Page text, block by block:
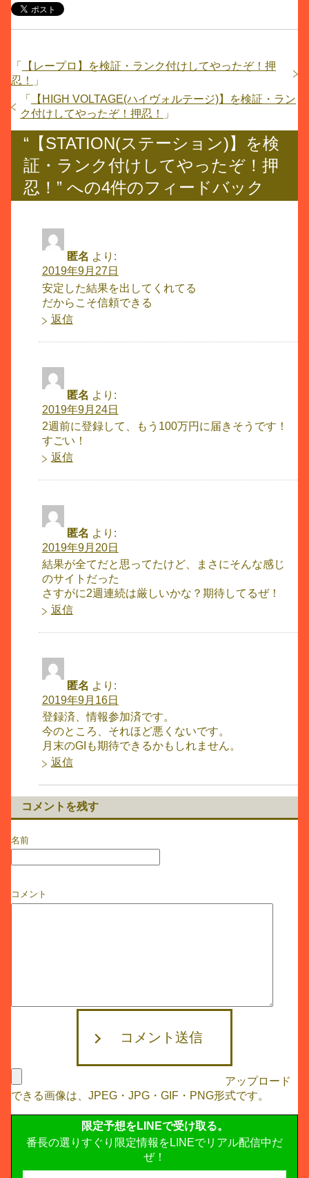
「
【レープロ】を検証・ランク付けしてやったぞ！押
忍！
」
「
【HIGH VOLTAGE(ハイヴォルテージ)】を検証・ラン
ク付けしてやったぞ！押忍！
」
“【STATION(ステーション)】を検
証・ランク付けしてやったぞ！押
忍！” への4件のフィードバック
匿名 より:
2019年9月27日
安定した結果を出してくれてる
だからこそ信頼できる
返信
匿名 より:
2019年9月24日
2週前に登録して、もう100万円に届きそうです！
すごい！
返信
匿名 より:
2019年9月20日
結果が全てだと思ってたけど、まさにそんな感じ
のサイトだった
さすがに2週連続は厳しいかな？期待してるぜ！
返信
匿名 より:
2019年9月16日
登録済、情報参加済です。
今のところ、それほど悪くないです。
月末のGIも期待できるかもしれません。
返信
コメントを残す
名前
コメント
コメント送信
アップロード
できる画像は、JPEG・JPG・GIF・PNG形式です。
限定予想をLINEで受け取る。
番長の選りすぐり限定情報をLINEでリアル配信中だ
ぜ！